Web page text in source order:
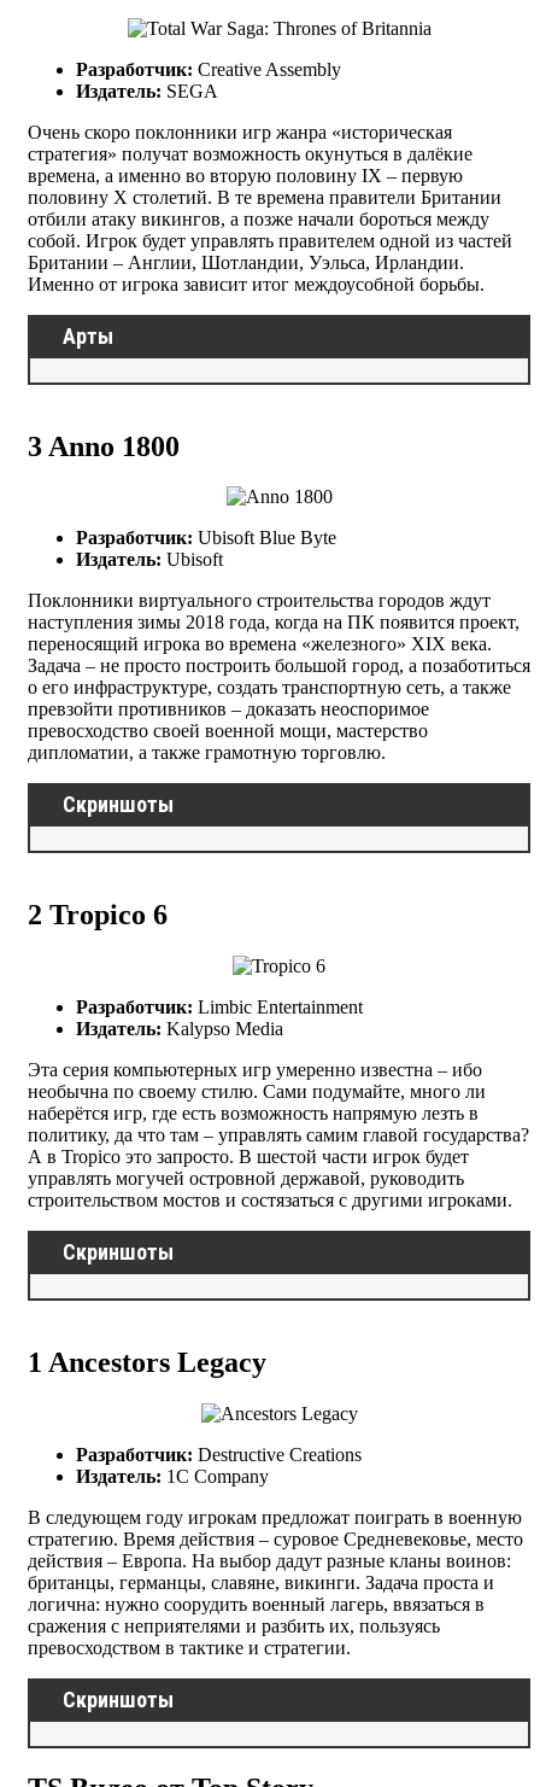
Разработчик: Creative Assembly
Издатель: SEGA
Очень скоро поклонники игр жанра «историческая
стратегия» получат возможность окунуться в далёкие
времена, а именно во вторую половину IX – первую
половину X столетий. В те времена правители Британии
отбили атаку викингов, а позже начали бороться между
собой. Игрок будет управлять правителем одной из частей
Британии – Англии, Шотландии, Уэльса, Ирландии.
Именно от игрока зависит итог междоусобной борьбы.
Арты
3 Anno 1800
Разработчик: Ubisoft Blue Byte
Издатель: Ubisoft
Поклонники виртуального строительства городов ждут
наступления зимы 2018 года, когда на ПК появится проект,
переносящий игрока во времена «железного» XIX века.
Задача – не просто построить большой город, а позаботиться
о его инфраструктуре, создать транспортную сеть, а также
превзойти противников – доказать неоспоримое
превосходство своей военной мощи, мастерство
дипломатии, а также грамотную торговлю.
Скриншоты
2 Tropico 6
Разработчик: Limbic Entertainment
Издатель: Kalypso Media
Эта серия компьютерных игр умеренно известна – ибо
необычна по своему стилю. Сами подумайте, много ли
наберётся игр, где есть возможность напрямую лезть в
политику, да что там – управлять самим главой государства?
А в Tropico это запросто. В шестой части игрок будет
управлять могучей островной державой, руководить
строительством мостов и состязаться с другими игроками.
Скриншоты
1 Ancestors Legacy
Разработчик: Destructive Creations
Издатель: 1C Company
В следующем году игрокам предложат поиграть в военную
стратегию. Время действия – суровое Средневековье, место
действия – Европа. На выбор дадут разные кланы воинов:
британцы, германцы, славяне, викинги. Задача проста и
логична: нужно соорудить военный лагерь, ввязаться в
сражения с неприятелями и разбить их, пользуясь
превосходством в тактике и стратегии.
Скриншоты